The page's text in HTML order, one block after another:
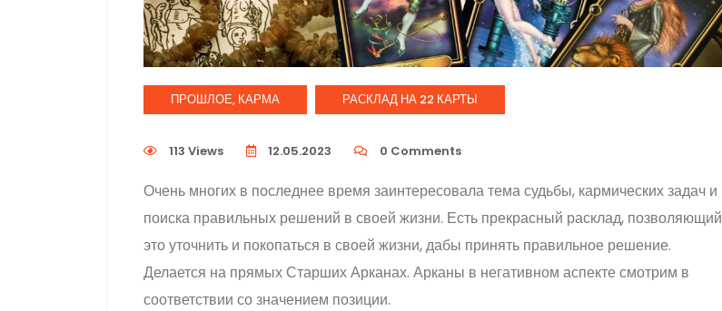
ПРОШЛОЕ, КАРМА РАСКЛАД НА 22 КАРТЫ
113 Views 12.05.2023 0 Comments
Очень многих в последнее время заинтересовала тема судьбы, кармических задач и
поиска правильных решений в своей жизни. Есть прекрасный расклад, позволяющий
это уточнить и покопаться в своей жизни, дабы принять правильное решение.
Делается на прямых Старших Арканах. Арканы в негативном аспекте смотрим в
соответствии со значением позиции.